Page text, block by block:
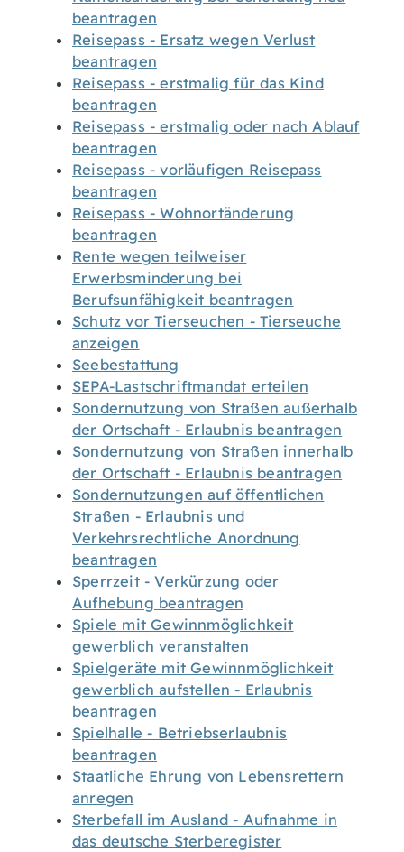
beantragen
Reisepass - Ersatz wegen Verlust
beantragen
Reisepass - erstmalig für das Kind
beantragen
Reisepass - erstmalig oder nach Ablauf
beantragen
Reisepass - vorläufigen Reisepass
beantragen
Reisepass - Wohnortänderung
beantragen
Rente wegen teilweiser
Erwerbsminderung bei
Berufsunfähigkeit beantragen
Schutz vor Tierseuchen - Tierseuche
anzeigen
Seebestattung
SEPA-Lastschriftmandat erteilen
Sondernutzung von Straßen außerhalb
der Ortschaft - Erlaubnis beantragen
Sondernutzung von Straßen innerhalb
der Ortschaft - Erlaubnis beantragen
Sondernutzungen auf öffentlichen
Straßen - Erlaubnis und
Verkehrsrechtliche Anordnung
beantragen
Sperrzeit - Verkürzung oder
Aufhebung beantragen
Spiele mit Gewinnmöglichkeit
gewerblich veranstalten
Spielgeräte mit Gewinnmöglichkeit
gewerblich aufstellen - Erlaubnis
beantragen
Spielhalle - Betriebserlaubnis
beantragen
Staatliche Ehrung von Lebensrettern
anregen
Sterbefall im Ausland - Aufnahme in
das deutsche Sterberegister